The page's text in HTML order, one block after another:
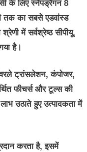
के लिए स्नैपड्रैगन 8
तक का सबसे एडवांस्ड
में सर्वश्रेष्ठ सीपीयू,
है।
ट्रांसलेशन, कंपोजर,
फीचर्स और टूल्स की
उठाते हुए उत्पादकता में
करता है, इसमें